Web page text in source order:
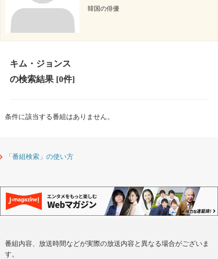
韓国の俳優
キム・ジョンス
の検索結果[0件]
条件に該当する番組はありません。
「番組検索」の使い方
番組内容、放送時間などが実際の放送内容と異なる場合がございま
す。